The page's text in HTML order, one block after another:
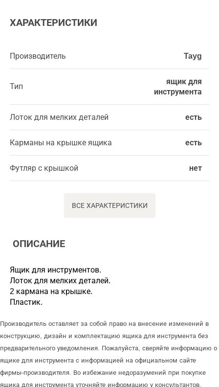
ХАРАКТЕРИСТИКИ
Производитель Tayg
Тип
ящик для
инструмента
Лоток для мелких деталей есть
Карманы на крышке ящика есть
Футляр с крышкой нет
ВСЕ ХАРАКТЕРИСТИКИ
ОПИСАНИЕ
Ящик для инструментов.
Лоток для мелких деталей.
2 кармана на крышке.
Пластик.
Производитель оставляет за собой право на внесение изменений в
конструкцию, дизайн и комплектацию ящика для инструмента без
предварительного уведомления. Пожалуйста, сверяйте информацию о
ящике для инструмента с информацией на официальном сайте
фирмы-производителя. Во избежание недоразумений при покупке
ящика для инструмента уточняйте информацию у консультантов.